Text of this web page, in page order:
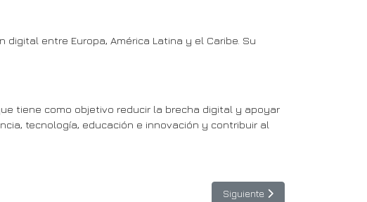
entre Europa, América Latina y el Caribe. Su
tiene como objetivo reducir la brecha digital y apoyar
tecnología, educación e innovación y contribuir al
Artículo siguiente: Mujeres
Siguiente